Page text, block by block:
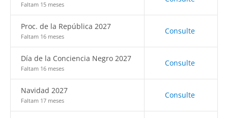
Faltam 15 meses
Proc. de la República 2027
Faltam 16 meses
Consulte
Día de la Conciencia Negro 2027
Faltam 16 meses
Consulte
Navidad 2027
Faltam 17 meses
Consulte